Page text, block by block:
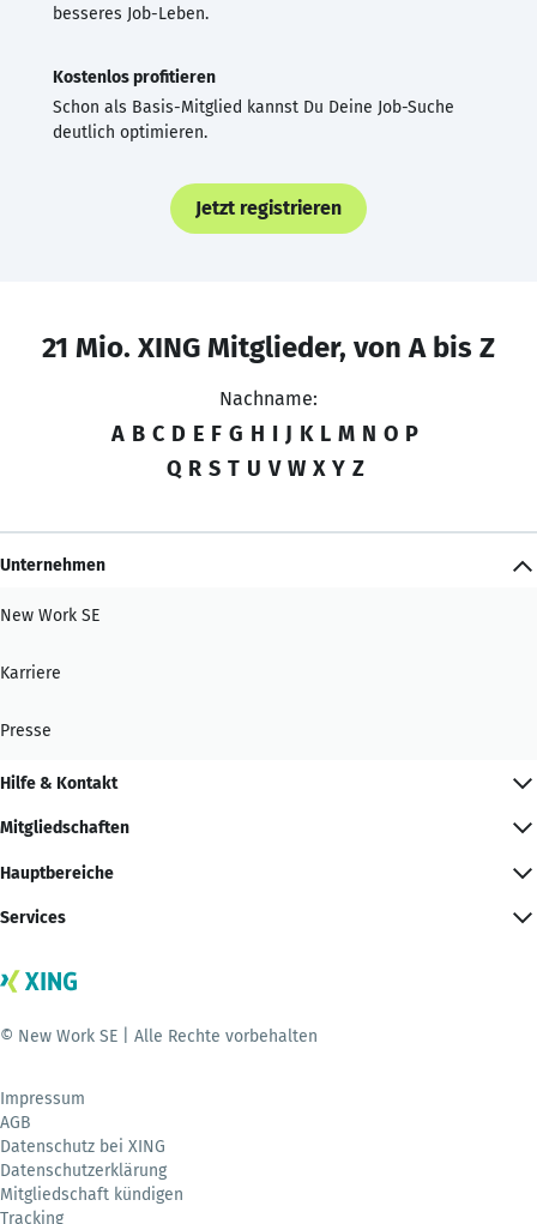
besseres Job-Leben.
Kostenlos profitieren
Schon als Basis-Mitglied kannst Du Deine Job-Suche
deutlich optimieren.
Jetzt registrieren
21 Mio. XING Mitglieder, von A bis Z
Nachname:
A B C D E F G H I J K L M N O P
Q R S T U V W X Y Z
Unternehmen
New Work SE
Karriere
Presse
Hilfe & Kontakt
Mitgliedschaften
Hauptbereiche
Services
© New Work SE | Alle Rechte vorbehalten
Impressum
AGB
Datenschutz bei XING
Datenschutzerklärung
Mitgliedschaft kündigen
Tracking